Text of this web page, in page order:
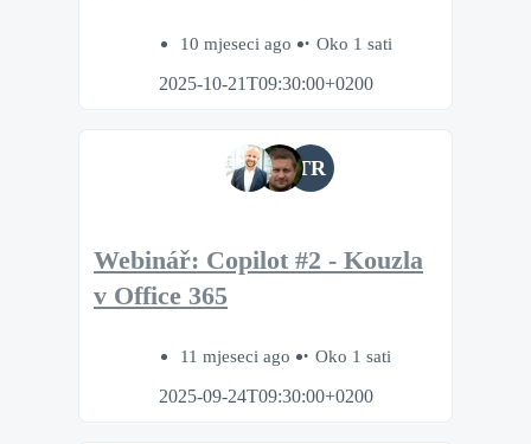
10 mjeseci ago
Oko 1 sati
2025-10-21T09:30:00+0200
TR
Webinář: Copilot #2 - Kouzla
v Office 365
11 mjeseci ago
Oko 1 sati
2025-09-24T09:30:00+0200